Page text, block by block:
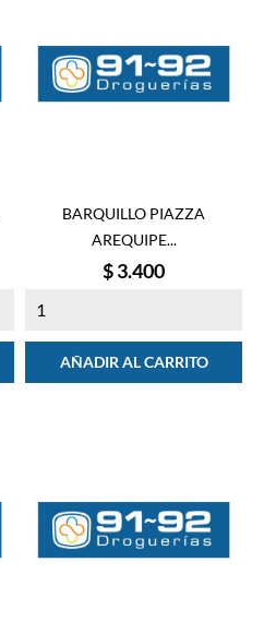
BARQUILLO PIAZZA
AREQUIPE...
Precio
$ 3.400
AÑADIR AL CARRITO